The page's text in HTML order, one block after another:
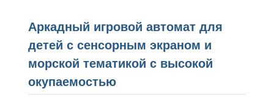
Аркадный игровой автомат для
детей с сенсорным экраном и
морской тематикой с высокой
окупаемостью